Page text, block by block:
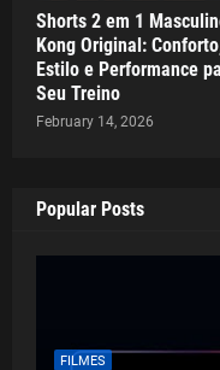
Shorts 2 em 1
Kong Original:
Estilo e Performance
Seu Treino
February 14, 2026
Popular Posts
FILMES